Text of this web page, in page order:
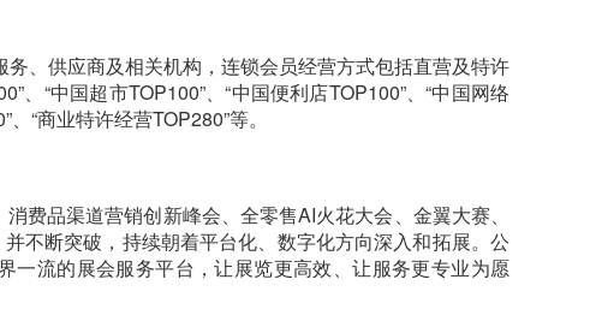
、供应商及相关机构，连锁会员经营方式包括直营及特许
“中国超市TOP100”、“中国便利店TOP100”、“中国网络
“商业特许经营TOP280”等。
费品渠道营销创新峰会、全零售AI火花大会、金翼大赛、
不断突破，持续朝着平台化、数字化方向深入和拓展。公
一流的展会服务平台，让展览更高效、让服务更专业为愿